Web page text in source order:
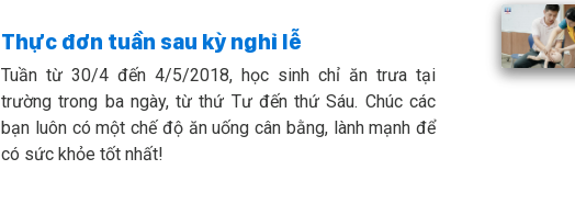
Thực đơn tuần sau kỳ nghỉ lễ
Tuần từ 30/4 đến 4/5/2018, học sinh chỉ ăn trưa tại
trường trong ba ngày, từ thứ Tư đến thứ Sáu. Chúc các
bạn luôn có một chế độ ăn uống cân bằng, lành mạnh để
có sức khỏe tốt nhất!